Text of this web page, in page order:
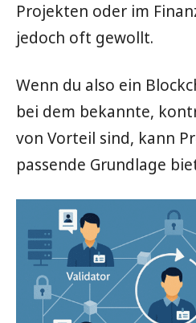
Projekten oder im
jedoch oft gewollt.
Wenn du also ein
bei dem bekannte,
von Vorteil sind, kann
passende Grundlage